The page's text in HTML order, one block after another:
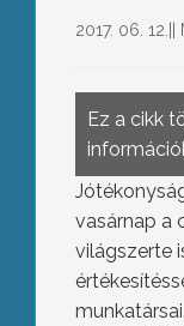
2017. 06. 12.
Ez a cikk
vasárnap a
világszerte